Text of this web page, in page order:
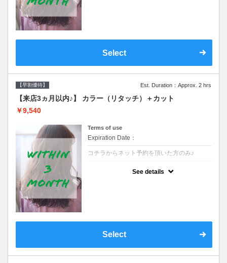
Select
【早割優待】 Est. Duration：Approx. 2 hrs
【来店3ヵ月以内♪】 カラー（リタッチ）＋カット
￥9,540
Terms of use
Expiration Date：
コチラからネット予約を頂いた方のみ♪
See details
Select